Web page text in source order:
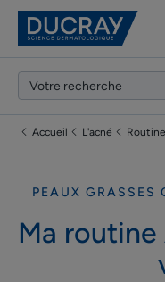
Accueil L'acné
PEAUX GRASSES
Ma